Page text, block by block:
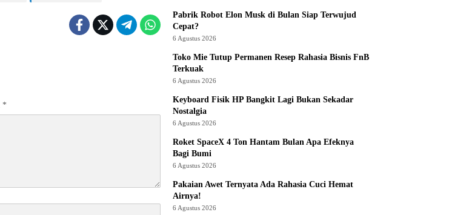
*
Pabrik Robot Elon Musk di Bulan Siap Terwujud
Cepat?
6 Agustus 2026
Toko Mie Tutup Permanen Resep Rahasia Bisnis FnB
Terkuak
6 Agustus 2026
Keyboard Fisik HP Bangkit Lagi Bukan Sekadar
Nostalgia
6 Agustus 2026
Roket SpaceX 4 Ton Hantam Bulan Apa Efeknya
Bagi Bumi
6 Agustus 2026
Pakaian Awet Ternyata Ada Rahasia Cuci Hemat
Airnya!
6 Agustus 2026